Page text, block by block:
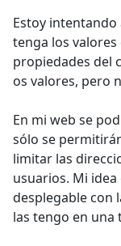
Estoy
tenga los valores
propiedades del
os valores, pero
En mi web se
sólo se
limitar las
usuarios. Mi
desplegable con
las tengo en una